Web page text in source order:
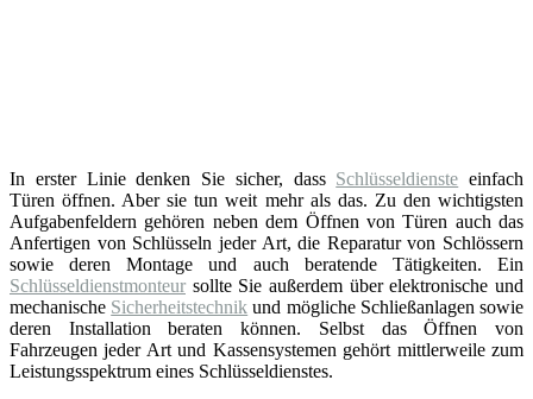
In erster Linie denken Sie sicher, dass Schlüsseldienste einfach
Türen öffnen. Aber sie tun weit mehr als das. Zu den wichtigsten
Aufgabenfeldern gehören neben dem Öffnen von Türen auch das
Anfertigen von Schlüsseln jeder Art, die Reparatur von Schlössern
sowie deren Montage und auch beratende Tätigkeiten. Ein
Schlüsseldienstmonteur sollte Sie außerdem über elektronische und
mechanische Sicherheitstechnik und mögliche Schließanlagen sowie
deren Installation beraten können. Selbst das Öffnen von
Fahrzeugen jeder Art und Kassensystemen gehört mittlerweile zum
Leistungsspektrum eines Schlüsseldienstes.